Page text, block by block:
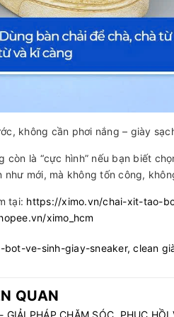
không cần phơi nắng – giày
còn là “cực hình” nếu bạn biết
như mới, mà không tốn công,
tại: https://ximo.vn/chai-xit-tao-
ximo_hcm
bot-ve-sinh-giay-sneaker,clean
QUAN
GIẢI PHÁP CHĂM SÓC, PHỤC HỒI